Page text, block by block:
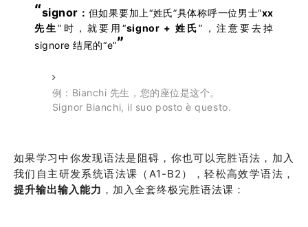
“signor ： 但如果要加上“姓氏”具体称呼一位男士“xx
先生”时，就要用“signor + 姓氏”，注意要去掉
signore 结尾的“e””
例：Bianchi 先生，您的座位是这个。
Signor Bianchi, il suo posto è questo.
如果学习中你发现语法是阻碍，你也可以完胜语法，加入
我们自主研发系统语法课（A1-B2），轻松高效学语法，
提升输出输入能力 ，加入全套终极完胜语法课：